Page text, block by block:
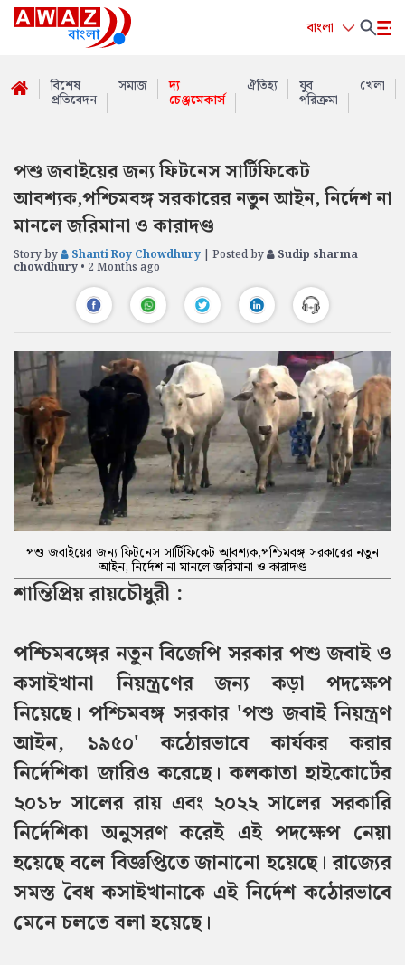
বাংলা
বিশেষ
প্রতিবেদন
সমাজ দ্য
চেঞ্জমেকার্স
ঐতিহ্য যুব
পরিক্রমা
খেলা
পশু জবাইয়ের জন্য ফিটনেস সার্টিফিকেট
আবশ্যক,পশ্চিমবঙ্গ সরকারের নতুন আইন, নির্দেশ না
মানলে জরিমানা ও কারাদণ্ড
Story by Shanti Roy Chowdhury | Posted by Sudip sharma
chowdhury • 2 Months ago
পশু জবাইয়ের জন্য ফিটনেস সার্টিফিকেট আবশ্যক,পশ্চিমবঙ্গ সরকারের নতুন
আইন, নির্দেশ না মানলে জরিমানা ও কারাদণ্ড
শান্তিপ্রিয় রায়চৌধুরী :
পশ্চিমবঙ্গের নতুন বিজেপি সরকার পশু জবাই ও
কসাইখানা নিয়ন্ত্রণের জন্য কড়া পদক্ষেপ
নিয়েছে। পশ্চিমবঙ্গ সরকার 'পশু জবাই নিয়ন্ত্রণ
আইন, ১৯৫০' কঠোরভাবে কার্যকর করার
নির্দেশিকা জারিও করেছে। কলকাতা হাইকোর্টের
২০১৮ সালের রায় এবং ২০২২ সালের সরকারি
নির্দেশিকা অনুসরণ করেই এই পদক্ষেপ নেয়া
হয়েছে বলে বিজ্ঞপ্তিতে জানানো হয়েছে। রাজ্যের
সমস্ত বৈধ কসাইখানাকে এই নির্দেশ কঠোরভাবে
মেনে চলতে বলা হয়েছে।